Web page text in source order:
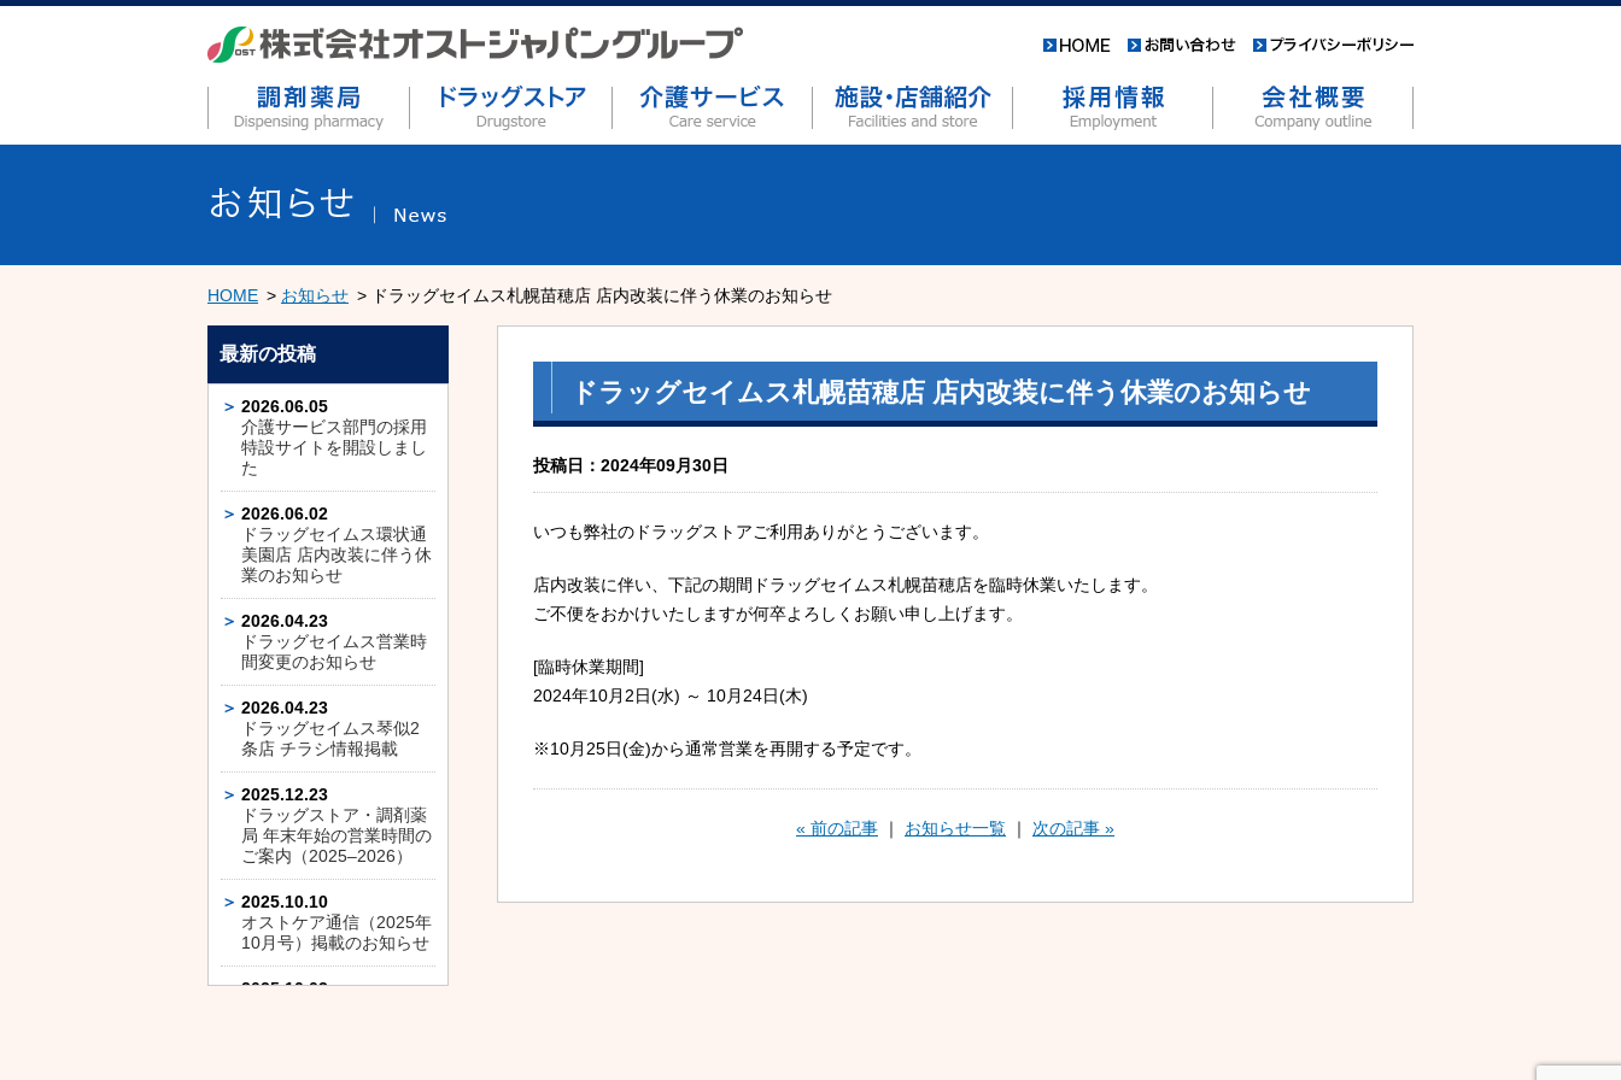
HOME お知らせ ドラッグセイムス札幌苗穂店 店内改装に伴う休業のお知らせ
ドラッグセイムス札幌苗穂店 店内改装に伴う休業のお知らせ
投稿日：2024年09月30日
いつも弊社のドラッグストアご利用ありがとうございます。
店内改装に伴い、下記の期間ドラッグセイムス札幌苗穂店を臨時休業いたします。
ご不便をおかけいたしますが何卒よろしくお願い申し上げます。
[臨時休業期間]
2024年10月2日(水) ～ 10月24日(木)
※10月25日(金)から通常営業を再開する予定です。
« 前の記事 ｜ お知らせ一覧 ｜ 次の記事 »
最新の投稿
2026.06.05
介護サービス部門の採用
特設サイトを開設しまし
た
2026.06.02
ドラッグセイムス環状通
美園店 店内改装に伴う休
業のお知らせ
2026.04.23
ドラッグセイムス営業時
間変更のお知らせ
2026.04.23
ドラッグセイムス琴似2
条店 チラシ情報掲載
2025.12.23
ドラッグストア・調剤薬
局 年末年始の営業時間の
ご案内（2025–2026）
2025.10.10
オストケア通信（2025年
10月号）掲載のお知らせ
2025.10.03